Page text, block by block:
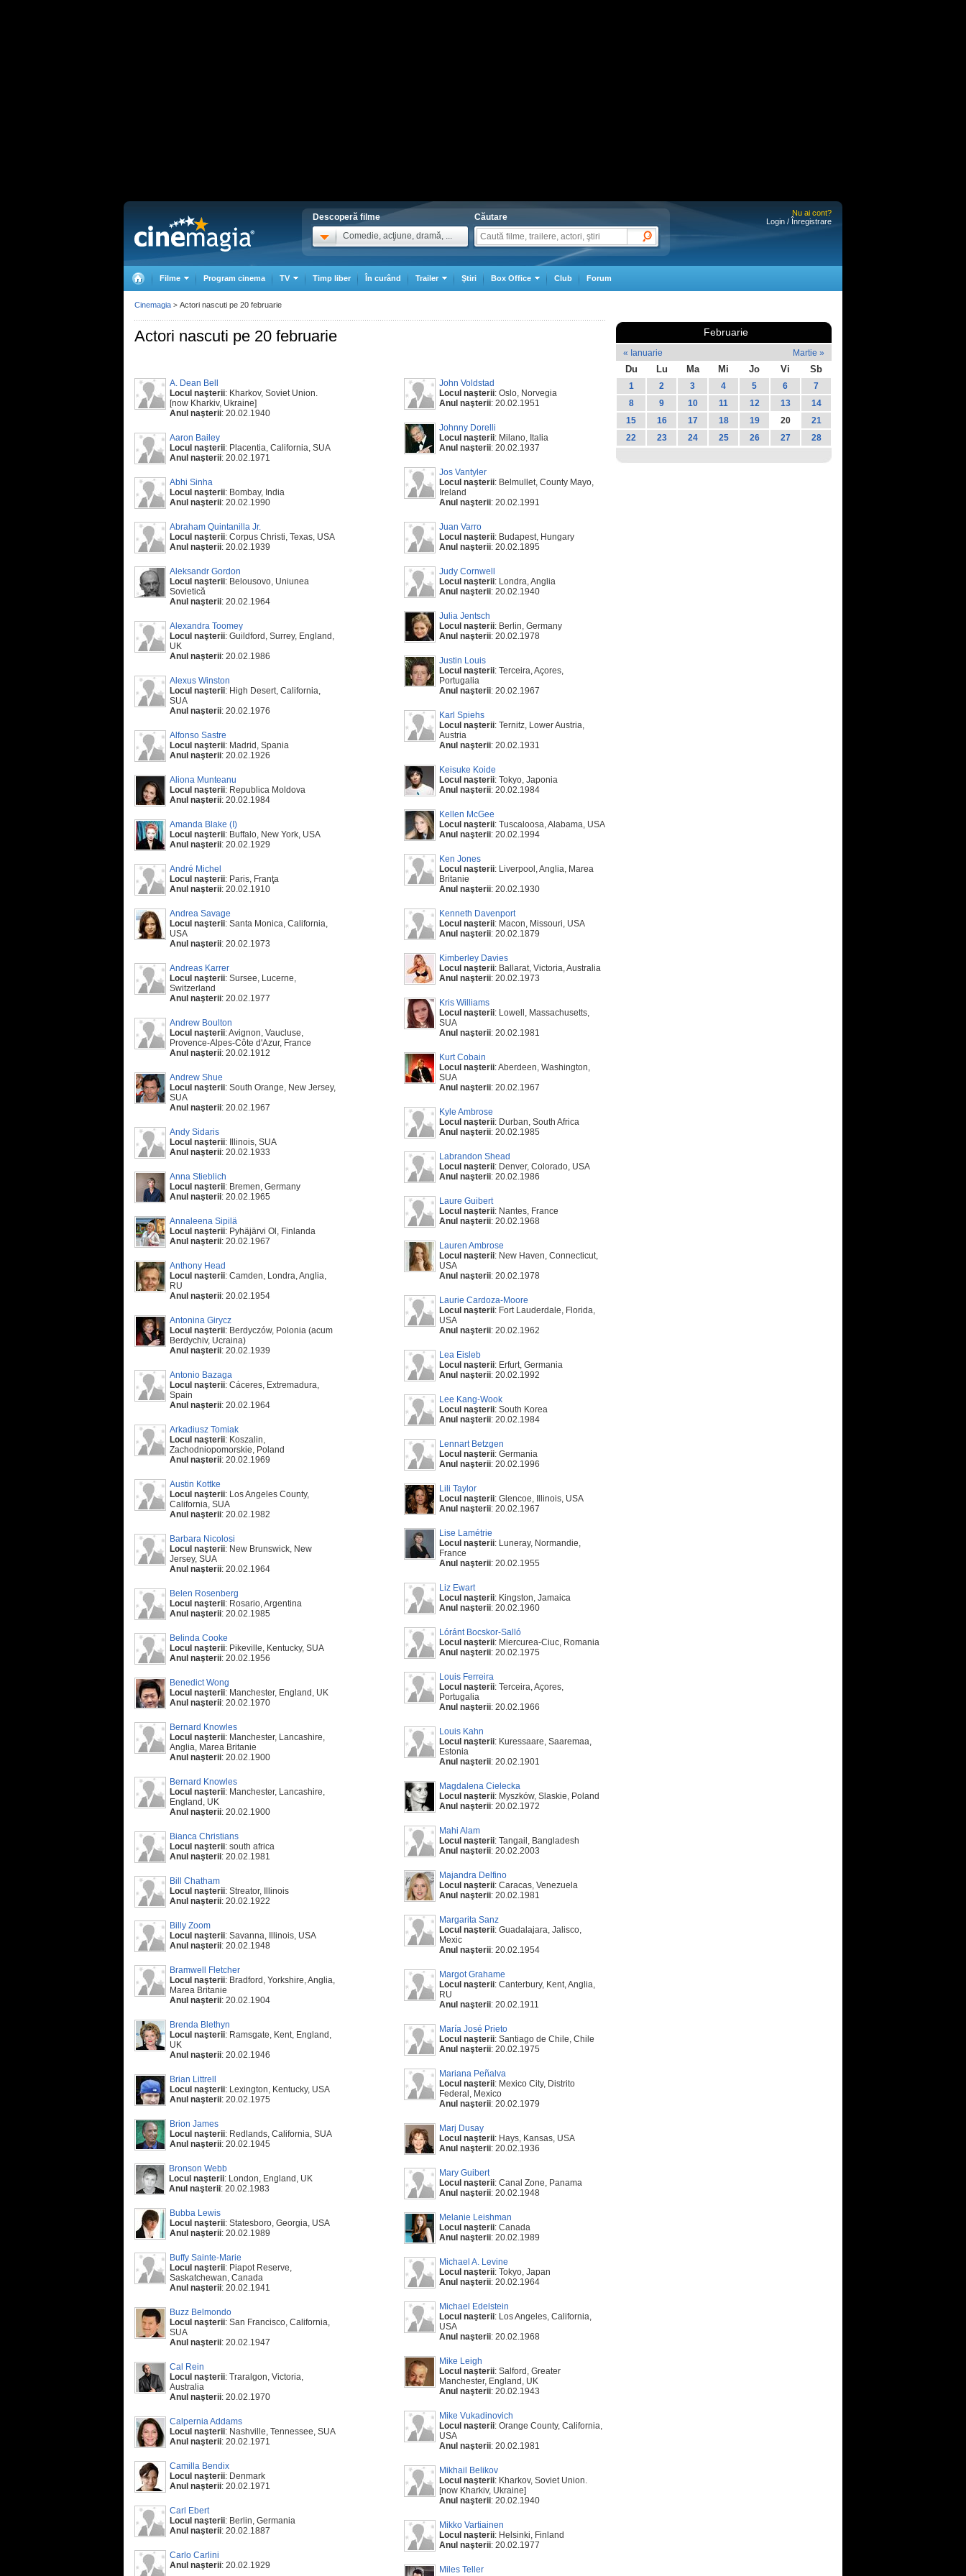
Descoperă filme
Comedie, acţiune, dramă, ...
Căutare
Nu ai cont?
Login / Înregistrare
Filme Program cinema TV Timp liber În curând Trailer Ştiri Box Office Club Forum
Actori nascuti pe 20 februarie
A. Dean Bell
Locul naşterii: Kharkov, Soviet Union.
[now Kharkiv, Ukraine]
Anul naşterii: 20.02.1940
Aaron Bailey
Locul naşterii: Placentia, California, SUA
Anul naşterii: 20.02.1971
Abhi Sinha
Locul naşterii: Bombay, India
Anul naşterii: 20.02.1990
Abraham Quintanilla Jr.
Locul naşterii: Corpus Christi, Texas, USA
Anul naşterii: 20.02.1939
Aleksandr Gordon
Locul naşterii: Belousovo, Uniunea
Sovietică
Anul naşterii: 20.02.1964
Alexandra Toomey
Locul naşterii: Guildford, Surrey, England,
UK
Anul naşterii: 20.02.1986
Alexus Winston
Locul naşterii: High Desert, California,
SUA
Anul naşterii: 20.02.1976
Alfonso Sastre
Locul naşterii: Madrid, Spania
Anul naşterii: 20.02.1926
Aliona Munteanu
Locul naşterii: Republica Moldova
Anul naşterii: 20.02.1984
Amanda Blake (I)
Locul naşterii: Buffalo, New York, USA
Anul naşterii: 20.02.1929
André Michel
Locul naşterii: Paris, Franţa
Anul naşterii: 20.02.1910
Andrea Savage
Locul naşterii: Santa Monica, California,
USA
Anul naşterii: 20.02.1973
Andreas Karrer
Locul naşterii: Sursee, Lucerne,
Switzerland
Anul naşterii: 20.02.1977
Andrew Boulton
Locul naşterii: Avignon, Vaucluse,
Provence-Alpes-Côte d'Azur, France
Anul naşterii: 20.02.1912
Andrew Shue
Locul naşterii: South Orange, New Jersey,
SUA
Anul naşterii: 20.02.1967
Andy Sidaris
Locul naşterii: Illinois, SUA
Anul naşterii: 20.02.1933
Anna Stieblich
Locul naşterii: Bremen, Germany
Anul naşterii: 20.02.1965
Annaleena Sipilä
Locul naşterii: Pyhäjärvi Ol, Finlanda
Anul naşterii: 20.02.1967
Anthony Head
Locul naşterii: Camden, Londra, Anglia,
RU
Anul naşterii: 20.02.1954
Antonina Girycz
Locul naşterii: Berdyczów, Polonia (acum
Berdychiv, Ucraina)
Anul naşterii: 20.02.1939
Antonio Bazaga
Locul naşterii: Cáceres, Extremadura,
Spain
Anul naşterii: 20.02.1964
Arkadiusz Tomiak
Locul naşterii: Koszalin,
Zachodniopomorskie, Poland
Anul naşterii: 20.02.1969
Austin Kottke
Locul naşterii: Los Angeles County,
California, SUA
Anul naşterii: 20.02.1982
Barbara Nicolosi
Locul naşterii: New Brunswick, New
Jersey, SUA
Anul naşterii: 20.02.1964
Belen Rosenberg
Locul naşterii: Rosario, Argentina
Anul naşterii: 20.02.1985
Belinda Cooke
Locul naşterii: Pikeville, Kentucky, SUA
Anul naşterii: 20.02.1956
Benedict Wong
Locul naşterii: Manchester, England, UK
Anul naşterii: 20.02.1970
Bernard Knowles
Locul naşterii: Manchester, Lancashire,
Anglia, Marea Britanie
Anul naşterii: 20.02.1900
Bernard Knowles
Locul naşterii: Manchester, Lancashire,
England, UK
Anul naşterii: 20.02.1900
Bianca Christians
Locul naşterii: south africa
Anul naşterii: 20.02.1981
Bill Chatham
Locul naşterii: Streator, Illinois
Anul naşterii: 20.02.1922
Billy Zoom
Locul naşterii: Savanna, Illinois, USA
Anul naşterii: 20.02.1948
Bramwell Fletcher
Locul naşterii: Bradford, Yorkshire, Anglia,
Marea Britanie
Anul naşterii: 20.02.1904
Brenda Blethyn
Locul naşterii: Ramsgate, Kent, England,
UK
Anul naşterii: 20.02.1946
Brian Littrell
Locul naşterii: Lexington, Kentucky, USA
Anul naşterii: 20.02.1975
Brion James
Locul naşterii: Redlands, California, SUA
Anul naşterii: 20.02.1945
Bronson Webb
Locul naşterii: London, England, UK
Anul naşterii: 20.02.1983
Bubba Lewis
Locul naşterii: Statesboro, Georgia, USA
Anul naşterii: 20.02.1989
Buffy Sainte-Marie
Locul naşterii: Piapot Reserve,
Saskatchewan, Canada
Anul naşterii: 20.02.1941
Buzz Belmondo
Locul naşterii: San Francisco, California,
SUA
Anul naşterii: 20.02.1947
Cal Rein
Locul naşterii: Traralgon, Victoria,
Australia
Anul naşterii: 20.02.1970
Calpernia Addams
Locul naşterii: Nashville, Tennessee, SUA
Anul naşterii: 20.02.1971
Camilla Bendix
Locul naşterii: Denmark
Anul naşterii: 20.02.1971
Carl Ebert
Locul naşterii: Berlin, Germania
Anul naşterii: 20.02.1887
Carlo Carlini
Anul naşterii: 20.02.1929
John Voldstad
Locul naşterii: Oslo, Norvegia
Anul naşterii: 20.02.1951
Johnny Dorelli
Locul naşterii: Milano, Italia
Anul naşterii: 20.02.1937
Jos Vantyler
Locul naşterii: Belmullet, County Mayo,
Ireland
Anul naşterii: 20.02.1991
Juan Varro
Locul naşterii: Budapest, Hungary
Anul naşterii: 20.02.1895
Judy Cornwell
Locul naşterii: Londra, Anglia
Anul naşterii: 20.02.1940
Julia Jentsch
Locul naşterii: Berlin, Germany
Anul naşterii: 20.02.1978
Justin Louis
Locul naşterii: Terceira, Açores,
Portugalia
Anul naşterii: 20.02.1967
Karl Spiehs
Locul naşterii: Ternitz, Lower Austria,
Austria
Anul naşterii: 20.02.1931
Keisuke Koide
Locul naşterii: Tokyo, Japonia
Anul naşterii: 20.02.1984
Kellen McGee
Locul naşterii: Tuscaloosa, Alabama, USA
Anul naşterii: 20.02.1994
Ken Jones
Locul naşterii: Liverpool, Anglia, Marea
Britanie
Anul naşterii: 20.02.1930
Kenneth Davenport
Locul naşterii: Macon, Missouri, USA
Anul naşterii: 20.02.1879
Kimberley Davies
Locul naşterii: Ballarat, Victoria, Australia
Anul naşterii: 20.02.1973
Kris Williams
Locul naşterii: Lowell, Massachusetts,
SUA
Anul naşterii: 20.02.1981
Kurt Cobain
Locul naşterii: Aberdeen, Washington,
SUA
Anul naşterii: 20.02.1967
Kyle Ambrose
Locul naşterii: Durban, South Africa
Anul naşterii: 20.02.1985
Labrandon Shead
Locul naşterii: Denver, Colorado, USA
Anul naşterii: 20.02.1986
Laure Guibert
Locul naşterii: Nantes, France
Anul naşterii: 20.02.1968
Lauren Ambrose
Locul naşterii: New Haven, Connecticut,
USA
Anul naşterii: 20.02.1978
Laurie Cardoza-Moore
Locul naşterii: Fort Lauderdale, Florida,
USA
Anul naşterii: 20.02.1962
Lea Eisleb
Locul naşterii: Erfurt, Germania
Anul naşterii: 20.02.1992
Lee Kang-Wook
Locul naşterii: South Korea
Anul naşterii: 20.02.1984
Lennart Betzgen
Locul naşterii: Germania
Anul naşterii: 20.02.1996
Lili Taylor
Locul naşterii: Glencoe, Illinois, USA
Anul naşterii: 20.02.1967
Lise Lamétrie
Locul naşterii: Luneray, Normandie,
France
Anul naşterii: 20.02.1955
Liz Ewart
Locul naşterii: Kingston, Jamaica
Anul naşterii: 20.02.1960
Lóránt Bocskor-Salló
Locul naşterii: Miercurea-Ciuc, Romania
Anul naşterii: 20.02.1975
Louis Ferreira
Locul naşterii: Terceira, Açores,
Portugalia
Anul naşterii: 20.02.1966
Louis Kahn
Locul naşterii: Kuressaare, Saaremaa,
Estonia
Anul naşterii: 20.02.1901
Magdalena Cielecka
Locul naşterii: Myszków, Slaskie, Poland
Anul naşterii: 20.02.1972
Mahi Alam
Locul naşterii: Tangail, Bangladesh
Anul naşterii: 20.02.2003
Majandra Delfino
Locul naşterii: Caracas, Venezuela
Anul naşterii: 20.02.1981
Margarita Sanz
Locul naşterii: Guadalajara, Jalisco,
Mexic
Anul naşterii: 20.02.1954
Margot Grahame
Locul naşterii: Canterbury, Kent, Anglia,
RU
Anul naşterii: 20.02.1911
María José Prieto
Locul naşterii: Santiago de Chile, Chile
Anul naşterii: 20.02.1975
Mariana Peñalva
Locul naşterii: Mexico City, Distrito
Federal, Mexico
Anul naşterii: 20.02.1979
Marj Dusay
Locul naşterii: Hays, Kansas, USA
Anul naşterii: 20.02.1936
Mary Guibert
Locul naşterii: Canal Zone, Panama
Anul naşterii: 20.02.1948
Melanie Leishman
Locul naşterii: Canada
Anul naşterii: 20.02.1989
Michael A. Levine
Locul naşterii: Tokyo, Japan
Anul naşterii: 20.02.1964
Michael Edelstein
Locul naşterii: Los Angeles, California,
USA
Anul naşterii: 20.02.1968
Mike Leigh
Locul naşterii: Salford, Greater
Manchester, England, UK
Anul naşterii: 20.02.1943
Mike Vukadinovich
Locul naşterii: Orange County, California,
USA
Anul naşterii: 20.02.1981
Mikhail Belikov
Locul naşterii: Kharkov, Soviet Union.
[now Kharkiv, Ukraine]
Anul naşterii: 20.02.1940
Mikko Vartiainen
Locul naşterii: Helsinki, Finland
Anul naşterii: 20.02.1977
Miles Teller
Februarie
« Ianuarie Martie »
Du Lu Ma Mi Jo Vi Sb
1 2 3 4 5 6
7
8
9 10 11 12 13
14
15
16 17 18 19 20
21
22
23 24 25 26 27 28
Cinemagia > Actori nascuti pe 20 februarie